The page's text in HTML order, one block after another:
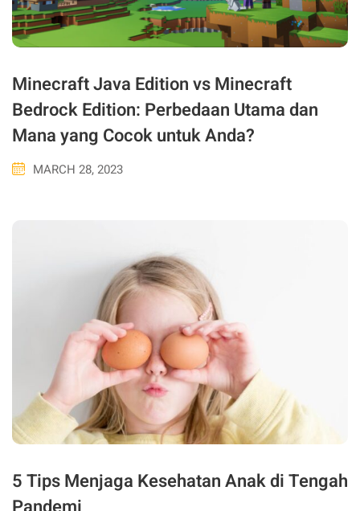
Minecraft Java Edition vs Minecraft
Bedrock Edition: Perbedaan Utama dan
Mana yang Cocok untuk Anda?
MARCH 28, 2023
5 Tips Menjaga Kesehatan Anak di Tengah